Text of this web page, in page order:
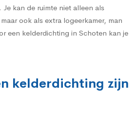
kan de ruimte niet alleen als
ook als extra logeerkamer, man
een kelderdichting in Schoten kan je
kelderdichting zijn